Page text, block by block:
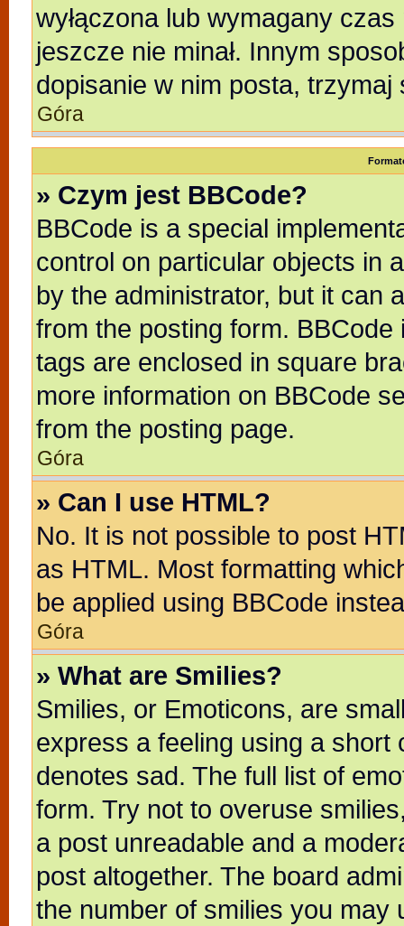
wyłączona lub wymagany
jeszcze nie minał. Innym
dopisanie w nim posta,
Góra
» Czym jest BBCode?
BBCode is a special
control on particular objects in
by the administrator, but it can
from the posting form.
tags are enclosed in square
more information on BBCode
from the posting page.
Góra
» Can I use HTML?
No. It is not possible to post
as HTML. Most formatting
be applied using BBCode
Góra
» What are Smilies?
Smilies, or Emoticons, are
express a feeling using a short
denotes sad. The full list of
form. Try not to overuse
a post unreadable and a
post altogether. The board
the number of smilies you may